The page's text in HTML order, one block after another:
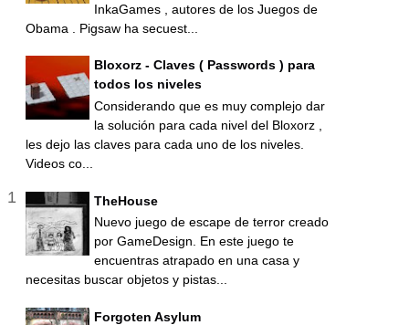
InkaGames , autores de los Juegos de
Obama . Pigsaw ha secuest...
Bloxorz - Claves ( Passwords ) para
todos los niveles
Considerando que es muy complejo dar
la solución para cada nivel del Bloxorz ,
les dejo las claves para cada uno de los niveles.
Videos co...
TheHouse
Nuevo juego de escape de terror creado
por GameDesign. En este juego te
encuentras atrapado en una casa y
necesitas buscar objetos y pistas...
Forgoten Asylum